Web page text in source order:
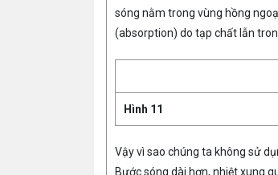
sóng nằm trong vùng hồng
(absorption) do tạp chất lẫn
Hình 11
Vậy vì sao chúng ta không sử
Bước sóng dài hơn, nhiệt xung